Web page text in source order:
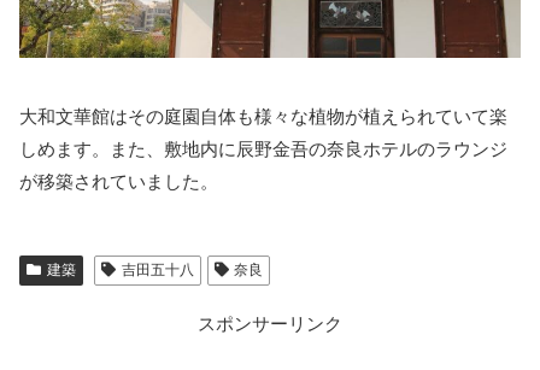
大和文華館はその庭園自体も様々な植物が植えられていて楽
しめます。また、敷地内に辰野金吾の奈良ホテルのラウンジ
が移築されていました。
建築 吉田五十八 奈良
スポンサーリンク